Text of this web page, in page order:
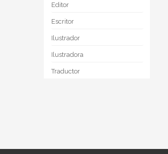
Editor
Escritor
Ilustrador
Ilustradora
Traductor